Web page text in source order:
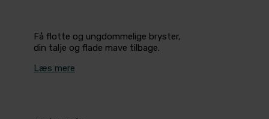
Få flotte og ungdommelige bryster,
din talje og flade mave tilbage.
Læs mere